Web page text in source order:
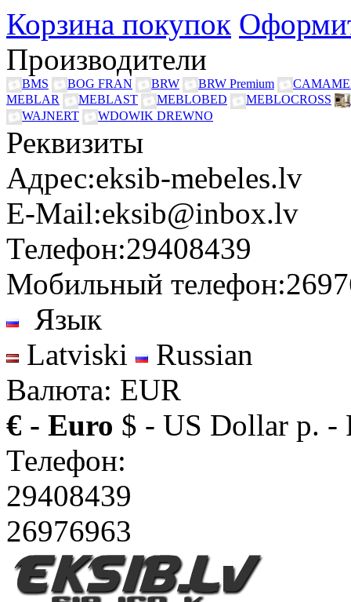
Корзина покупок
Производители
BMS BOG FRAN BRW BRW Premium
MEBLAR
MEBLAST MEBLOBED MEBLOCROSS
WAJNERT
WDOWIK DREWNO
Реквизиты
Адрес:eksib-mebeles.lv
E-Mail:eksib@inbox.lv
Телефон:29408439
Мобильный телефон:
Язык
Latviski
Russian
Валюта: EUR
€ - Euro $ - US Dollar р. -
Телефон:
29408439
26976963